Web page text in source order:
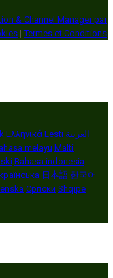
& Channel Manager par
| Termes et Conditions
Ελληνικά Eesti العربية
melayu Malti
Bahasa indonesia
日本語 한국어
Српски Shqipe